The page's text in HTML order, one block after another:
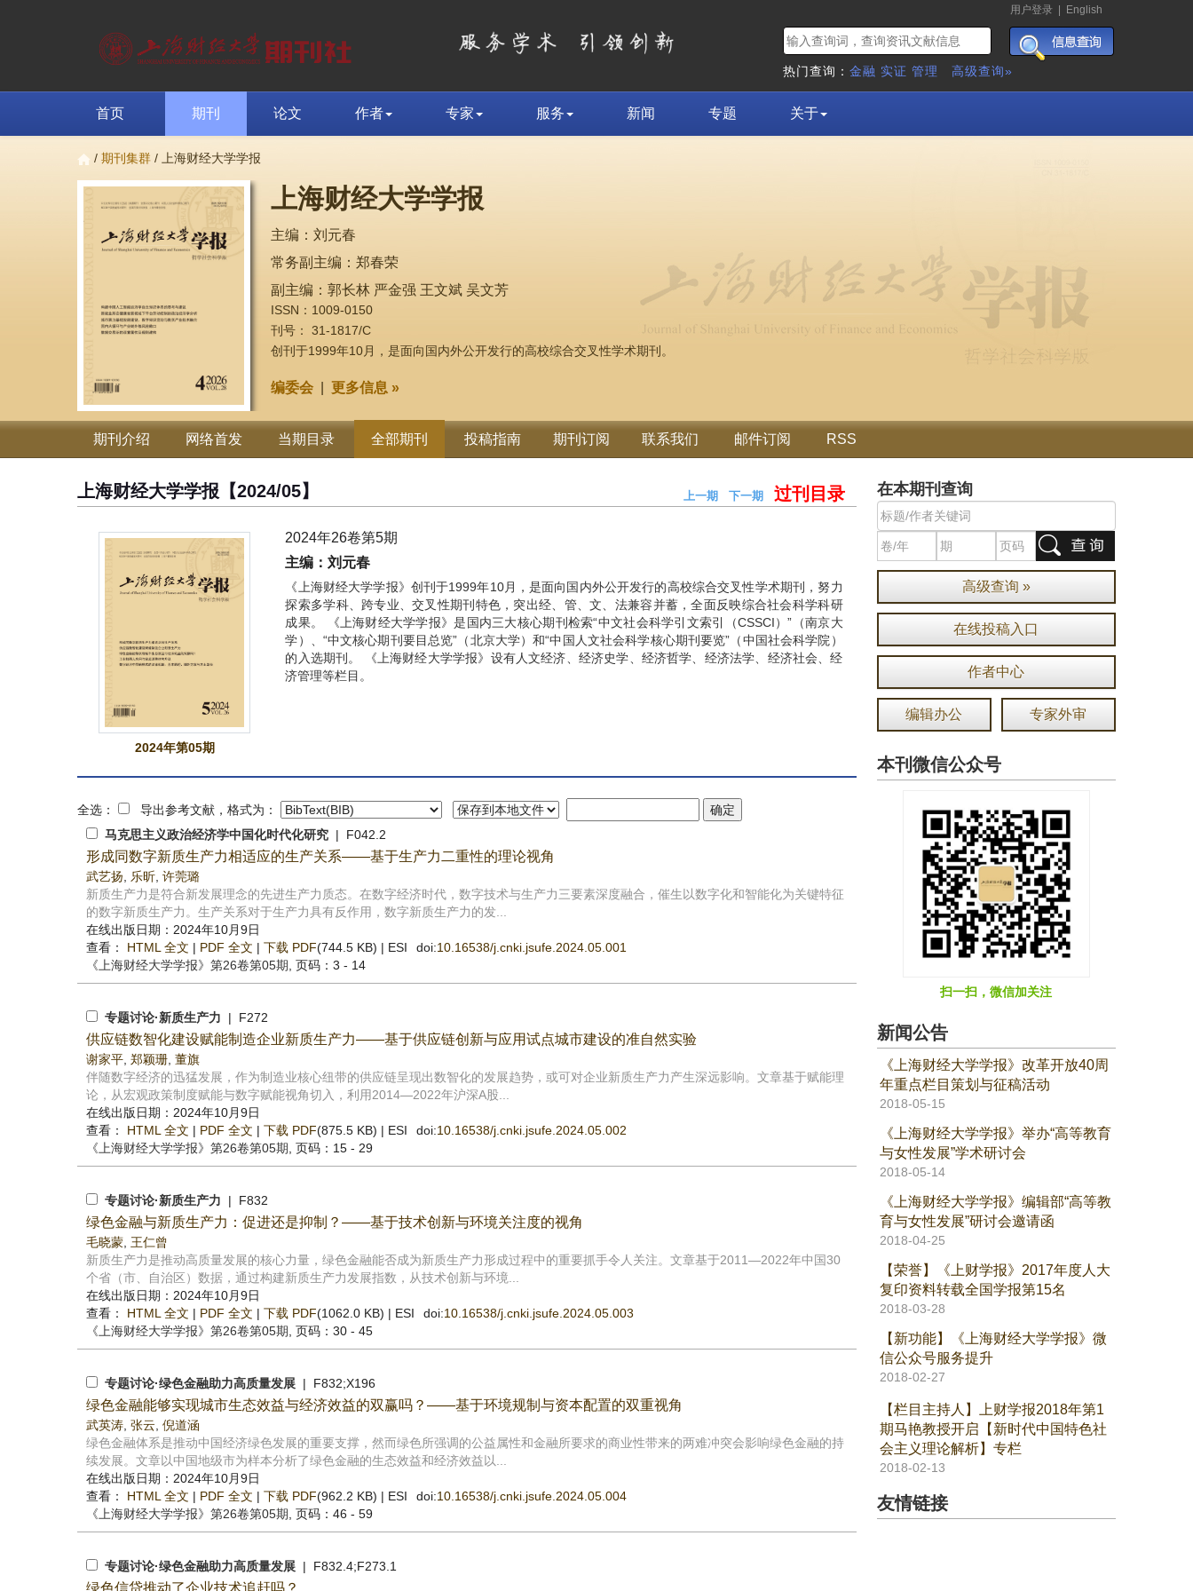
用户登录 English
热门查询： 金融 实证 管理 高级查询»
首页 期刊 论文 作者 专家 服务 新闻 专题 关于
/ 期刊集群 / 上海财经大学学报
上海财经大学学报
主编：刘元春
常务副主编：郑春荣
副主编：郭长林 严金强 王文斌 吴文芳
ISSN：1009-0150
刊号： 31-1817/C
创刊于1999年10月，是面向国内外公开发行的高校综合交叉性学术期刊。
编委会 更多信息 »
期刊介绍 网络首发 当期目录 全部期刊 投稿指南 期刊订阅 联系我们 邮件订阅 RSS
上海财经大学学报 【2024/05】 上一期 下一期过刊目录
2024年第05期
2024年26卷第5期
主编：刘元春
《上海财经大学学报》创刊于1999年10月，是面向国内外公开发行的高校综合交叉性学术期刊，努力
探索多学科、跨专业、交叉性期刊特色，突出经、管、文、法兼容并蓄，全面反映综合社会科学科研
成果。 《上海财经大学学报》是国内三大核心期刊检索“中文社会科学引文索引（CSSCI）”（南京大
学）、“中文核心期刊要目总览”（北京大学）和“中国人文社会科学核心期刊要览”（中国社会科学院）
的入选期刊。 《上海财经大学学报》设有人文经济、经济史学、经济哲学、经济法学、经济社会、经
济管理等栏目。
全选：
导出参考文献，格式为：
马克思主义政治经济学中国化时代化研究 | F042.2
形成同数字新质生产力相适应的生产关系——基于生产力二重性的理论视角
武艺扬, 乐昕, 许莞璐
新质生产力是符合新发展理念的先进生产力质态。在数字经济时代，数字技术与生产力三要素深度融合，催生以数字化和智能化为关键特征
的数字新质生产力。生产关系对于生产力具有反作用，数字新质生产力的发...
在线出版日期：2024年10月9日
查看： HTML 全文 | PDF 全文 | 下载 PDF(744.5 KB) | ESI doi:10.16538/j.cnki.jsufe.2024.05.001
《上海财经大学学报》 第26卷第05期, 页码：3 - 14
专题讨论·新质生产力 | F272
供应链数智化建设赋能制造企业新质生产力——基于供应链创新与应用试点城市建设的准自然实验
谢家平, 郑颖珊, 董旗
伴随数字经济的迅猛发展，作为制造业核心纽带的供应链呈现出数智化的发展趋势，或可对企业新质生产力产生深远影响。文章基于赋能理
论，从宏观政策制度赋能与数字赋能视角切入，利用2014—2022年沪深A股...
在线出版日期：2024年10月9日
查看： HTML 全文 | PDF 全文 | 下载 PDF(875.5 KB) | ESI doi:10.16538/j.cnki.jsufe.2024.05.002
《上海财经大学学报》 第26卷第05期, 页码：15 - 29
专题讨论·新质生产力 | F832
绿色金融与新质生产力：促进还是抑制？——基于技术创新与环境关注度的视角
毛晓蒙, 王仁曾
新质生产力是推动高质量发展的核心力量，绿色金融能否成为新质生产力形成过程中的重要抓手令人关注。文章基于2011—2022年中国30
个省（市、自治区）数据，通过构建新质生产力发展指数，从技术创新与环境...
在线出版日期：2024年10月9日
查看： HTML 全文 | PDF 全文 | 下载 PDF(1062.0 KB) | ESI doi:10.16538/j.cnki.jsufe.2024.05.003
《上海财经大学学报》 第26卷第05期, 页码：30 - 45
专题讨论·绿色金融助力高质量发展 | F832;X196
绿色金融能够实现城市生态效益与经济效益的双赢吗？——基于环境规制与资本配置的双重视角
武英涛, 张云, 倪道涵
绿色金融体系是推动中国经济绿色发展的重要支撑，然而绿色所强调的公益属性和金融所要求的商业性带来的两难冲突会影响绿色金融的持
续发展。文章以中国地级市为样本分析了绿色金融的生态效益和经济效益以...
在线出版日期：2024年10月9日
查看： HTML 全文 | PDF 全文 | 下载 PDF(962.2 KB) | ESI doi:10.16538/j.cnki.jsufe.2024.05.004
《上海财经大学学报》 第26卷第05期, 页码：46 - 59
专题讨论·绿色金融助力高质量发展 | F832.4;F273.1
在本期刊查询
高级查询 »
在线投稿入口
作者中心
编辑办公 专家外审
本刊微信公众号
扫一扫，微信加关注
新闻公告
《上海财经大学学报》改革开放40周
年重点栏目策划与征稿活动
2018-05-15
《上海财经大学学报》举办“高等教育
与女性发展”学术研讨会
2018-05-14
《上海财经大学学报》编辑部“高等教
育与女性发展”研讨会邀请函
2018-04-25
【荣誉】《上财学报》2017年度人大
复印资料转载全国学报第15名
2018-03-28
【新功能】《上海财经大学学报》微
信公众号服务提升
2018-02-27
【栏目主持人】上财学报2018年第1
期马艳教授开启【新时代中国特色社
会主义理论解析】专栏
2018-02-13
友情链接